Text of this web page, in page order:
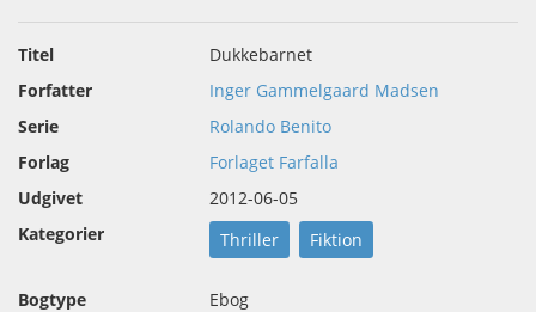
Titel
Dukkebarnet
Forfatter
Inger Gammelgaard Madsen
Serie
Rolando Benito
Forlag
Forlaget Farfalla
Udgivet
2012-06-05
Kategorier
Thriller Fiktion
Bogtype
Ebog